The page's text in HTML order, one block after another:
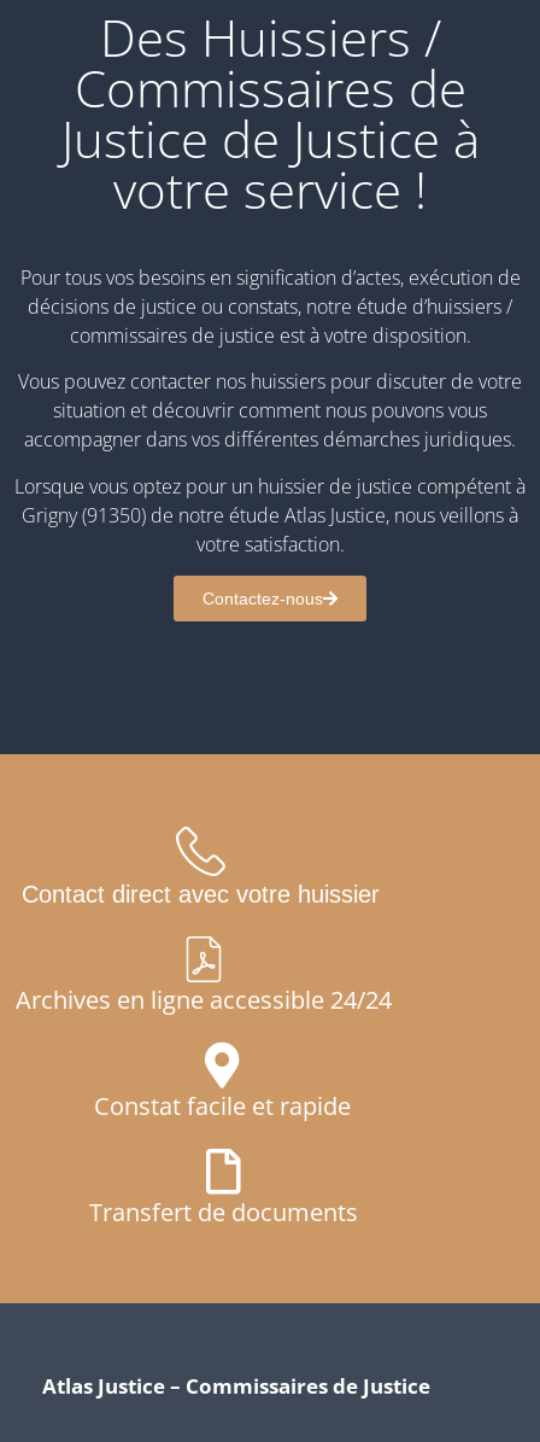
Des Huissiers /
Commissaires de
Justice de Justice à
votre service !
Pour tous vos besoins en signification d’actes, exécution de
décisions de justice ou constats, notre étude d’huissiers /
commissaires de justice est à votre disposition.
Vous pouvez contacter nos huissiers pour discuter de votre
situation et découvrir comment nous pouvons vous
accompagner dans vos différentes démarches juridiques.
Lorsque vous optez pour un huissier de justice compétent à
Grigny (91350) de notre étude Atlas Justice, nous veillons à
votre satisfaction.
Contactez-nous
Contact direct avec votre huissier
Archives en ligne accessible 24/24
Constat facile et rapide
Transfert de documents
Atlas Justice – Commissaires de Justice